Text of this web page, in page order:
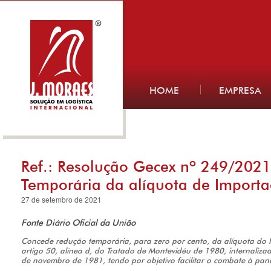
HOME EMPRESA
Ref.: Resolução Gecex nº 249/
Temporária da alíquota de
27 de setembro de 2021
Fonte Diário Oficial da União
Concede redução temporária, para zero por cento, da alíquota
artigo 50, alínea d, do Tratado de Montevidéu de 1980,
de novembro de 1981, tendo por objetivo facilitar o combate à